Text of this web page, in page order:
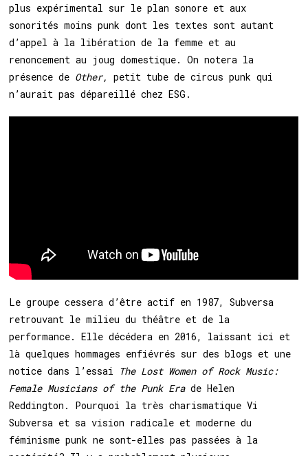
plus expérimental sur le plan sonore et aux
sonorités moins punk dont les textes sont autant
d’appel à la libération de la femme et au
renoncement au joug domestique. On notera la
présence de Other,petit tube de circus punk qui
n’aurait pas dépareillé chez ESG.
Le groupe cessera d’être actif en 1987, Subversa
retrouvant le milieu du théâtre et de la
performance. Elle décédera en 2016, laissant ici et
là quelques hommages enfiévrés sur des blogs et une
notice dans l’essai The Lost Women of Rock Music:
Female Musicians of the Punk Erade Helen
Reddington. Pourquoi la très charismatique Vi
Subversa et sa vision radicale et moderne du
féminisme punk ne sont-elles pas passées à la